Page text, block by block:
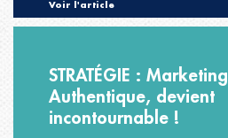
Voir l'article
STRATÉGIE : Marketing
Authentique, devient
incontournable !